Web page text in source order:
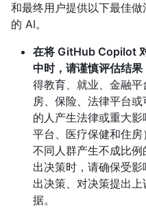
和最终用户提供以下最佳
的 AI。
在将 GitHub Copilot
中时，请谨慎评估结果
得教育、就业、金融
房、保险、法律平台
的人产生法律或重大
平台、医疗保健和住
不同人群产生不成比
出决策时，请确保受
出决策、对决策提出
据。